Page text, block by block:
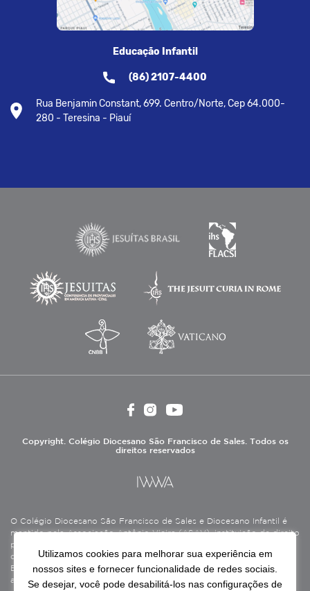
Educação Infantil
(86) 2107-4400
Rua Benjamin Constant, 699. Centro/Norte, Cep 64.000-
280 - Teresina - Piauí
Copyright. Colégio Diocesano São Francisco de Sales. Todos os
direitos reservados
O Colégio Diocesano São Francisco de Sales e Diocesano Infantil é
mantido pela Associação Antônio Vieira (ASAV), instituição de direito
privado sem fins lucrativos, filantrópica, de natureza educativa,
cultural, assistencial e beneficente, certificada como Entidade
Beneficente de Assistência Social (CEBAS), nas áreas de educação e
assistência social.
Utilizamos cookies para melhorar sua experiência em
nossos sites e fornecer funcionalidade de redes sociais.
Se desejar, você pode desabilitá-los nas configurações de